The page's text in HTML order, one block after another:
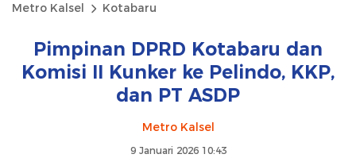
Metro Kalsel Kotabaru
Pimpinan DPRD Kotabaru dan
Komisi II Kunker ke Pelindo, KKP,
dan PT ASDP
Metro Kalsel
9 Januari 2026 10:43